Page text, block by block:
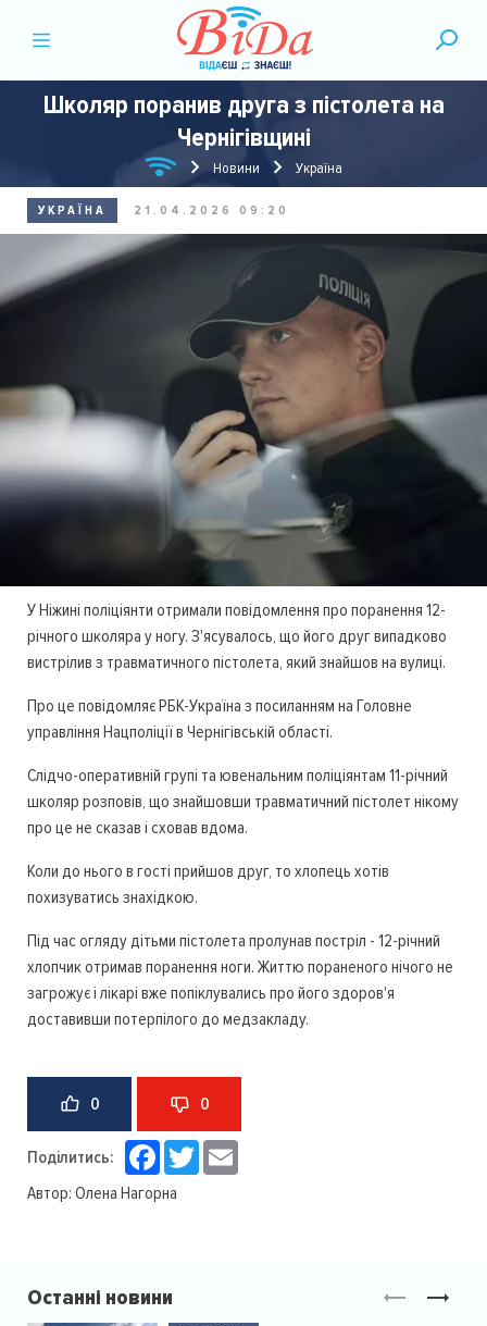
Школяр поранив друга з пістолета на
Чернігівщині
Новини Україна
УКРАЇНА 21.04.2026 09:20
У Ніжині поліціянти отримали повідомлення про поранення 12-
річного школяра у ногу. З'ясувалось, що його друг випадково
вистрілив з травматичного пістолета, який знайшов на вулиці.
Про це повідомляє РБК-Україна з посиланням на Головне
управління Нацполіції в Чернігівській області.
Слідчо-оперативній групі та ювенальним поліціянтам 11-річний
школяр розповів, що знайшовши травматичний пістолет нікому
про це не сказав і сховав вдома.
Коли до нього в гості прийшов друг, то хлопець хотів
похизуватись знахідкою.
Під час огляду дітьми пістолета пролунав постріл - 12-річний
хлопчик отримав поранення ноги. Життю пораненого нічого не
загрожує і лікарі вже попіклувались про його здоров'я
доставивши потерпілого до медзакладу.
0 0
Поділитись: Facebook
Twitter
Автор: Олена Нагорна
Останні новини